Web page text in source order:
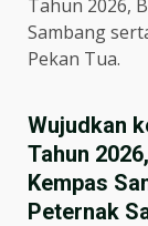
Tahun 2026,
Sambang
Pekan Tua.
Wujudkan
Tahun
Kempas
Peternak